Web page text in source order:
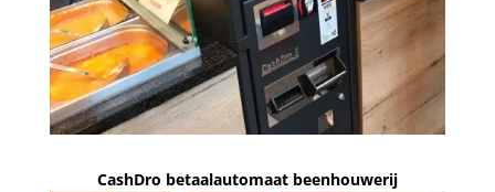
CashDro betaalautomaat beenhouwerij